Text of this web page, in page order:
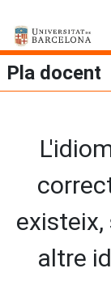
Pla docent
altre